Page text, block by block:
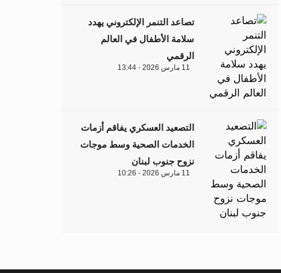
تصاعد التنمر الإلكتروني يهدد
سلامة الأطفال في العالم
الرقمي
11 مارس 2026 - 13:44
التصعيد العسكري يفاقم أزمات
الخدمات الصحية وسط موجات
نزوح جنوب لبنان
11 مارس 2026 - 10:26